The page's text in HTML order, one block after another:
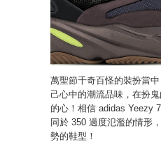
萬聖節千奇百怪的裝扮當
己心中的潮流品味，在扮
的心！相信 adidas Yeezy
同於 350 過度氾濫的情形
勢的鞋型！